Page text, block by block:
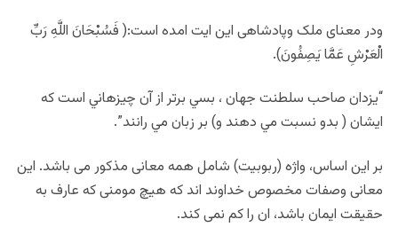
ودر معنای ملک وپادشاهی این ایت امده است:( فَسُبْحَانَ اللَّهِ رَبِّ
الْعَرْشِ عَمَّا يَصِفُونَ).
“يزدان صاحب سلطنت جهان ، بسي برتر از آن چيزهاني است که
ايشان ( بدو نسبت مي دهند و) بر زبان مي رانند”.
بر اين اساس، واژه (ربوبیت) شامل همه معانی مذکور می باشد. این
معانی وصفات مخصوص خداوند اند که هیچ مومنی که عارف به
حقیقت ایمان باشد، ان را کم نمی کند.